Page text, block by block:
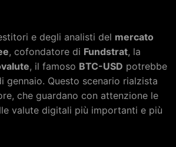
e degli analisti del mercato
, cofondatore di Fundstrat, la
, il famoso BTC-USD potrebbe
gennaio. Questo scenario rialzista
che guardano con attenzione le
valute digitali più importanti e più